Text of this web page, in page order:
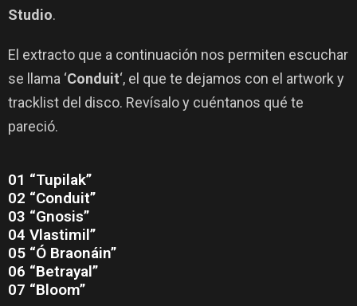
Studio.
El extracto que a continuación nos permiten escuchar
se llama ‘Conduit‘, el que te dejamos con el artwork y
tracklist del disco. Revísalo y cuéntanos qué te
pareció.
01 “Tupilak”
02 “Conduit”
03 “Gnosis”
04 Vlastimil”
05 “Ó Braonáin”
06 “Betrayal”
07 “Bloom”